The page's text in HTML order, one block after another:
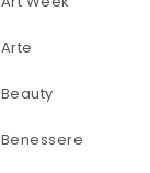
Arte
Beauty
Benessere